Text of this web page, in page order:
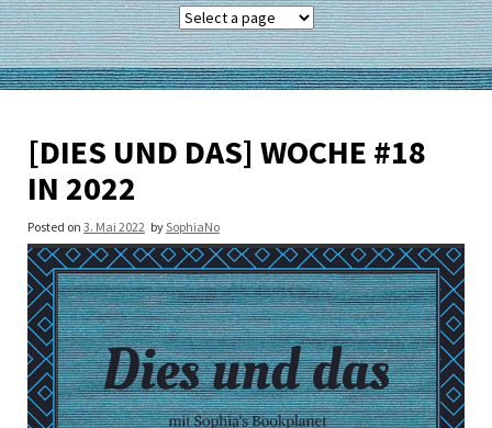
[DIES UND DAS] WOCHE #18
IN 2022
Posted on 3. Mai 2022 bySophiaNo